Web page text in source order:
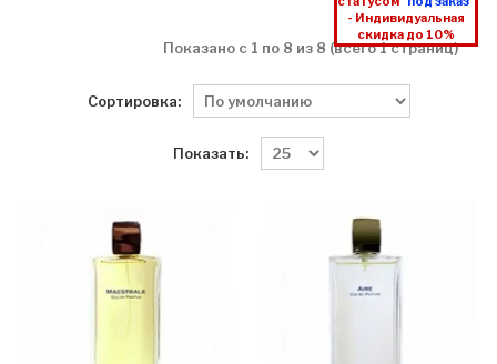
- Индивидуальная
скидка до 10%
Показано с 1 по 8 из 8 (всего 1 страниц)
Сортировка:
Показать: